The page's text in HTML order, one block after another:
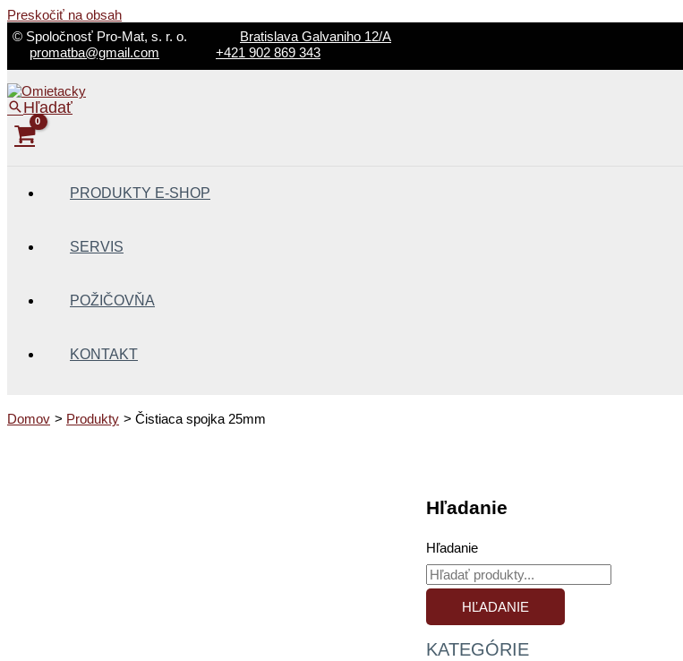
Preskočiť na obsah
© Spoločnosť Pro-Mat, s. r. o.
Bratislava Galvaniho 12/A
promatba@gmail.com
+421 902 869 343
Hľadať
PRODUKTY E-SHOP
SERVIS
POŽIČOVŇA
KONTAKT
Domov Produkty Čistiaca spojka 25mm
Hľadanie
Hľadanie
HĽADANIE
KATEGÓRIE